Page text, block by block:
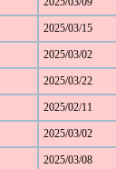
2025/03/15
2025/03/02
2025/03/22
2025/02/11
2025/03/02
2025/03/08